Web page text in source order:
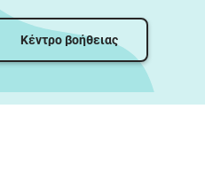
Κέντρο βοήθειας